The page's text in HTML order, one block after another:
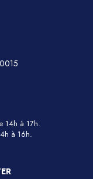
14h à 17h.
à 16h.